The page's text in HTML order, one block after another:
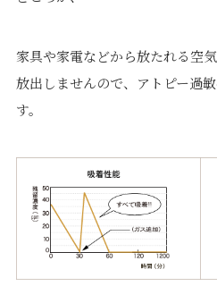
家具や家電などから放たれる空
放出しませんので、アトピー過
す。